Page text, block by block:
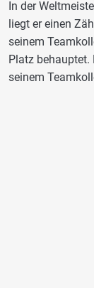
In der
liegt er einen
seinem
Platz
seinem